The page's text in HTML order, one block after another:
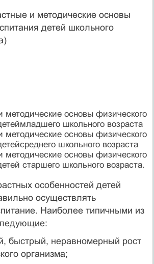
и методические основы
детей школьного
методические основы физического
школьного возраста
методические основы физического
школьного возраста
методические основы физического
старшего школьного возраста.
особенностей детей
осуществлять
Наиболее типичными из
быстрый, неравномерный рост
организма;